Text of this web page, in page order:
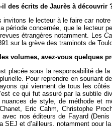
il des écrits de Jaurès à découvrir
invitons le lecteur à le faire car
période concernée, que le lecteur
étrangères notamment. Les
sur la grève des traminots de
volumes, avez-vous quelques
placée sous la responsabilité de
Pour reprendre en souriant
qui viennent de tous les côtés
ce qui fut assuré par la subtile
de style, de méthode et
Eric Cahm, Christophe
avec nos éditeurs de Fayard
SEJ et d’ailleurs, notamment pour